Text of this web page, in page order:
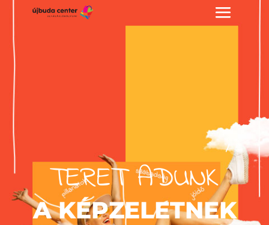
TERET ADUNK
A KÉPZELETNEK